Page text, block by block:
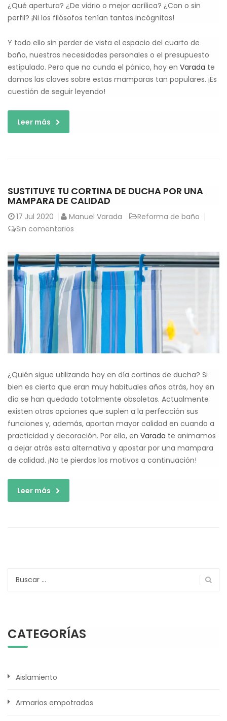
¿Qué apertura? ¿De vidrio o mejor acrílica? ¿Con o sin
perfil? ¡Ni los filósofos tenían tantas incógnitas!
Y todo ello sin perder de vista el espacio del cuarto de
baño, nuestras necesidades personales o el presupuesto
estipulado. Pero que no cunda el pánico, hoy en Varada te
damos las claves sobre estas mamparas tan populares. ¡Es
cuestión de seguir leyendo!
Leer más
SUSTITUYE TU CORTINA DE DUCHA POR UNA
MAMPARA DE CALIDAD
17 Jul 2020 Manuel Varada
Reforma de baño
Sin comentarios
¿Quién sigue utilizando hoy en día cortinas de ducha? Si
bien es cierto que eran muy habituales años atrás, hoy en
día se han quedado totalmente obsoletas. Actualmente
existen otras opciones que suplen a la perfección sus
funciones y, además, aportan mayor calidad en cuando a
practicidad y decoración. Por ello, en Varada te animamos
a dejar atrás esta alternativa y apostar por una mampara
de calidad. ¡No te pierdas los motivos a continuación!
Leer más
CATEGORÍAS
Aislamiento
Armarios empotrados